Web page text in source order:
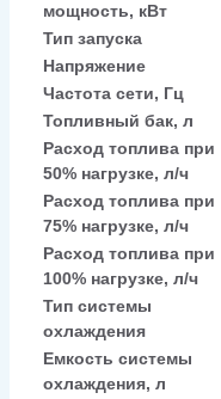
мощность, кВт
Тип запуска
Напряжение
Частота сети, Гц
Топливный бак, л
Расход топлива при
50% нагрузке, л/ч
Расход топлива при
75% нагрузке, л/ч
Расход топлива при
100% нагрузке, л/ч
Тип системы
охлаждения
Емкость системы
охлаждения, л